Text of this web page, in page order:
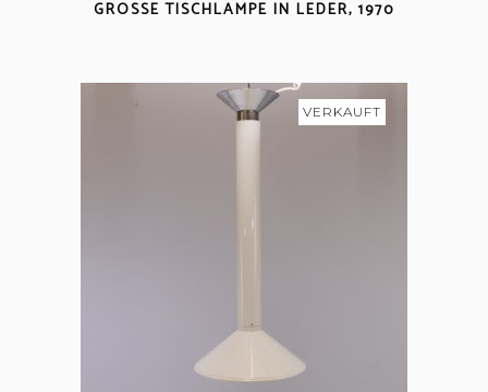
GROSSE TISCHLAMPE IN LEDER, 1970
VERKAUFT